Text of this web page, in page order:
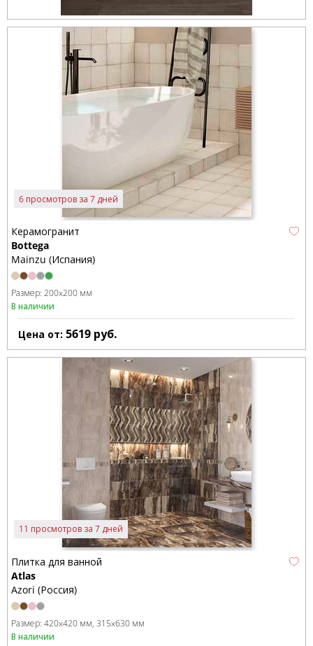
6 просмотров за 7 дней
Керамогранит
Bottega
Mainzu (Испания)
Размер: 200x200 мм
В наличии
Цена от: 5619 руб.
11 просмотров за 7 дней
Плитка для ванной
Atlas
Azori (Россия)
Размер: 420x420 мм 315x630 мм
В наличии